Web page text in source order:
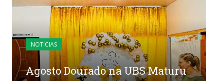
NOTÍCIAS
Agosto Dourado na UBS Maturu